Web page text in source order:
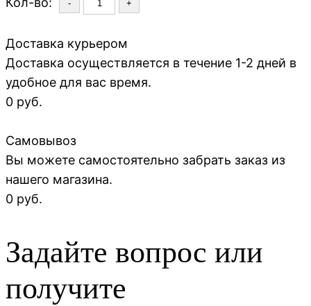
- +
Доставка курьером
Доставка осуществляется в течение 1-2 дней в
удобное для вас время.
0 руб.
Самовывоз
Вы можете самостоятельно забрать заказ из
нашего магазина.
0 руб.
Задайте вопрос или
получите